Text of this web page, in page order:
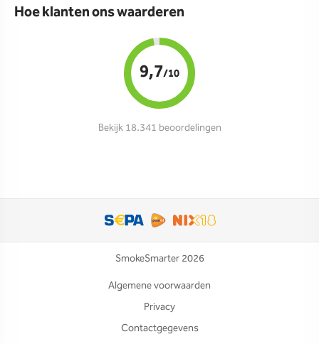
Hoe klanten ons waarderen
9,7/10
Bekijk 18.341 beoordelingen
SmokeSmarter 2026
Algemene voorwaarden
Privacy
Contactgegevens